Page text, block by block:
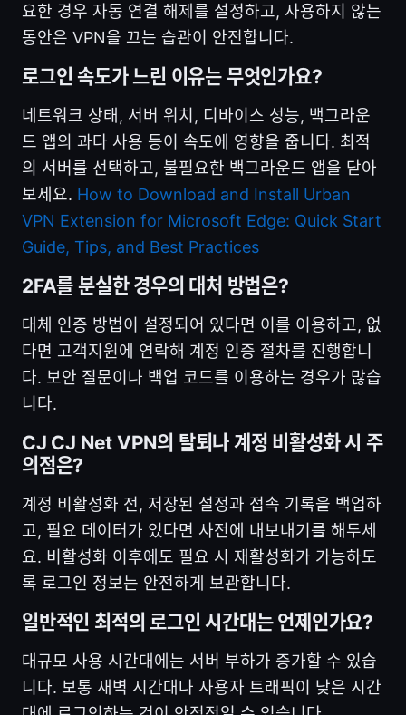
요한 경우 자동 연결 해제를 설정하고, 사용하지 않는
동안은 VPN을 끄는 습관이 안전합니다.
로그인 속도가 느린 이유는 무엇인가요?
네트워크 상태, 서버 위치, 디바이스 성능, 백그라운
드 앱의 과다 사용 등이 속도에 영향을 줍니다. 최적
의 서버를 선택하고, 불필요한 백그라운드 앱을 닫아
보세요. How to Download and Install Urban
VPN Extension for Microsoft Edge: Quick Start
Guide, Tips, and Best Practices
2FA를 분실한 경우의 대처 방법은?
대체 인증 방법이 설정되어 있다면 이를 이용하고, 없
다면 고객지원에 연락해 계정 인증 절차를 진행합니
다. 보안 질문이나 백업 코드를 이용하는 경우가 많습
니다.
CJ CJ Net VPN의 탈퇴나 계정 비활성화 시 주
의점은?
계정 비활성화 전, 저장된 설정과 접속 기록을 백업하
고, 필요 데이터가 있다면 사전에 내보내기를 해두세
요. 비활성화 이후에도 필요 시 재활성화가 가능하도
록 로그인 정보는 안전하게 보관합니다.
일반적인 최적의 로그인 시간대는 언제인가요?
대규모 사용 시간대에는 서버 부하가 증가할 수 있습
니다. 보통 새벽 시간대나 사용자 트래픽이 낮은 시간